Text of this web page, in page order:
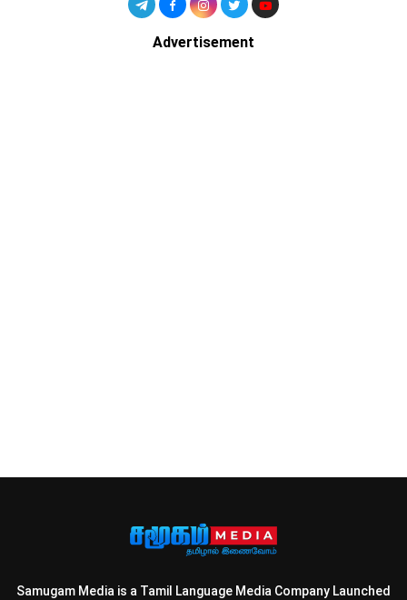
Advertisement
Samugam Media is a Tamil Language Media Company Launched